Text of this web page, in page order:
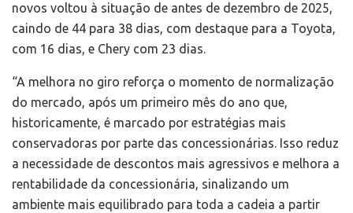
novos voltou à situação de antes de dezembro de 2025,
caindo de 44 para 38 dias, com destaque para a Toyota,
com 16 dias, e Chery com 23 dias.
“A melhora no giro reforça o momento de normalização
do mercado, após um primeiro mês do ano que,
historicamente, é marcado por estratégias mais
conservadoras por parte das concessionárias. Isso reduz
a necessidade de descontos mais agressivos e melhora a
rentabilidade da concessionária, sinalizando um
ambiente mais equilibrado para toda a cadeia a partir